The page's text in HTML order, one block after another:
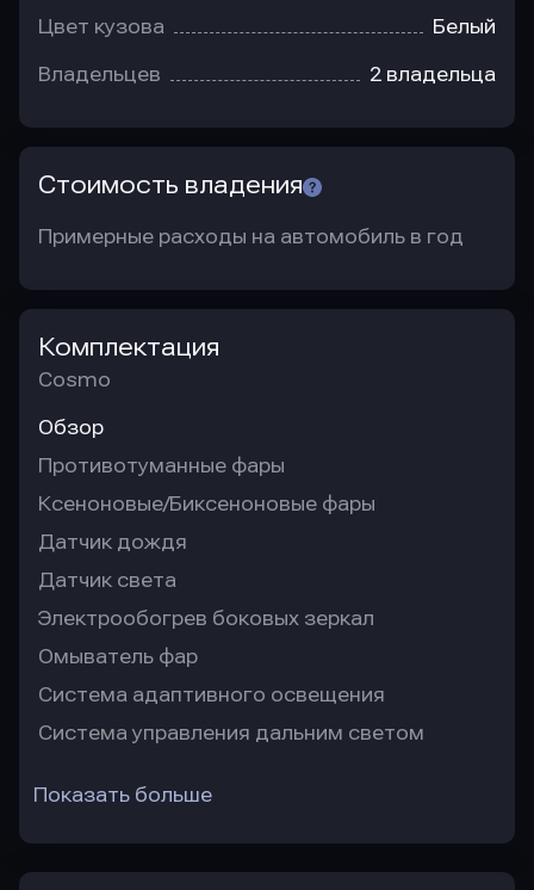
Цвет кузова Белый
Владельцев 2 владельца
Стоимость владения
Примерные расходы на автомобиль в год
Комплектация
Cosmo
Обзор
Противотуманные фары
Ксеноновые/Биксеноновые фары
Датчик дождя
Датчик света
Электрообогрев боковых зеркал
Омыватель фар
Система адаптивного освещения
Система управления дальним светом
Показать больше